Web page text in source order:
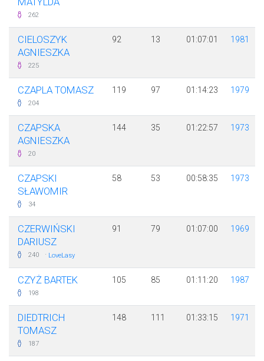
262
CIELOSZYK
AGNIESZKA
225
92 13 01:07:01 1981
CZAPLA TOMASZ
204
119 97 01:14:23 1979
CZAPSKA
AGNIESZKA
20
144 35 01:22:57 1973
CZAPSKI
SŁAWOMIR
34
58 53 00:58:35 1973
CZERWIŃSKI
DARIUSZ
240 · LoveLasy
91 79 01:07:00 1969
CZYŻ BARTEK
198
105 85 01:11:20 1987
DIEDTRICH
TOMASZ
187
148 111 01:33:15 1971